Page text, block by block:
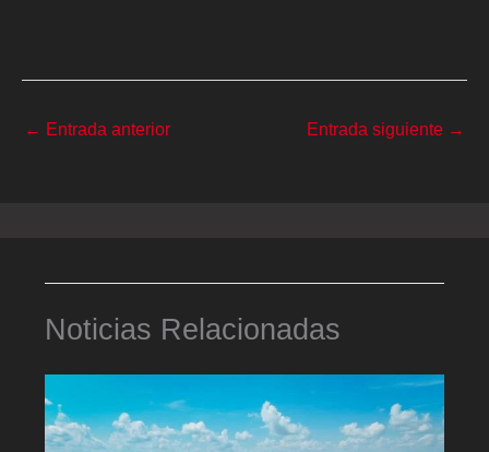
← Entrada anterior Entrada siguiente →
Noticias Relacionadas